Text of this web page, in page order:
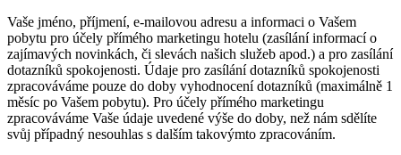
Vaše jméno, příjmení, e-mailovou adresu a informaci o Vašem
pobytu pro účely přímého marketingu hotelu (zasílání informací o
zajímavých novinkách, či slevách našich služeb apod.) a pro zasílání
dotazníků spokojenosti. Údaje pro zasílání dotazníků spokojenosti
zpracováváme pouze do doby vyhodnocení dotazníků (maximálně 1
měsíc po Vašem pobytu). Pro účely přímého marketingu
zpracováváme Vaše údaje uvedené výše do doby, než nám sdělíte
svůj případný nesouhlas s dalším takovýmto zpracováním.